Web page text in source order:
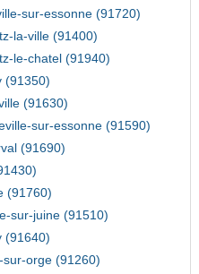
sur-essonne (91720)
la-ville (91400)
le-chatel (91940)
(91350)
(91630)
sur-essonne (91590)
(91690)
(91760)
sur-juine (91510)
(91640)
sur-orge (91260)